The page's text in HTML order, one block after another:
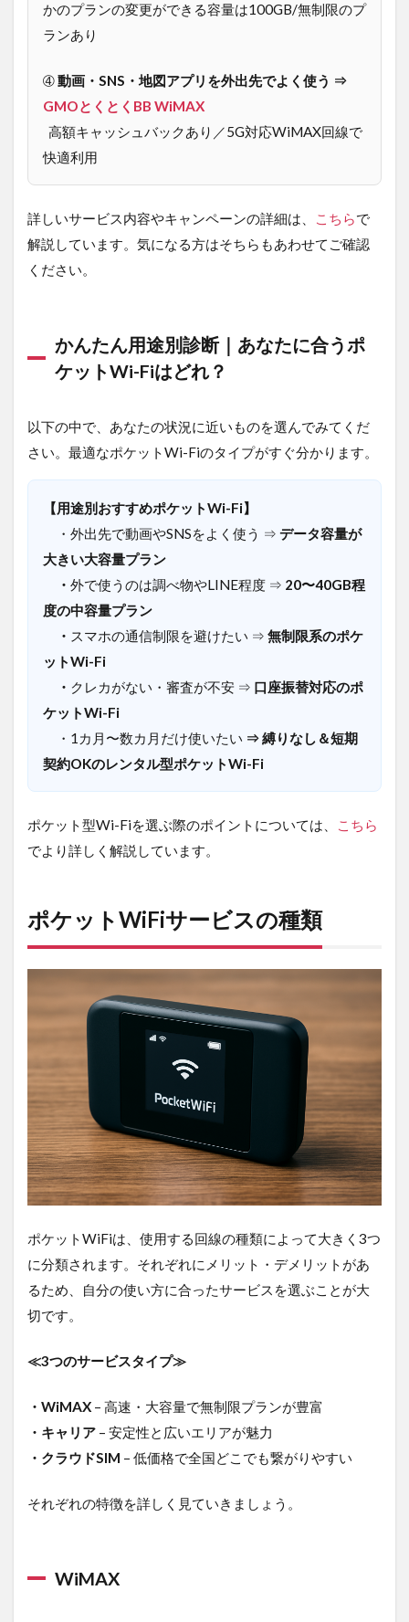
類
2.2
リア
2.3
クラ
SIM
3
ポケ
おす
すめ
人気
にゃ
んこ
｜業
界最
級！1
ヶ月
料で
始め
る
3.2
AiR-
WiFi
約期
が気
るあ
3.3
MUGEN
と安心
保証が
3.4
CONNECT
｜5G通信
が無制限で
使える高速
WiFi
楽天
WiFi
Pocket
｜とに
さを求
めるな
GMO
とくと
｜速度
求める
かのプランの変更ができる容量は100GB/無制限のプ
ランあり
➃動画・SNS・地図アプリを外出先でよく使う ⇒
GMOとくとくBB WiMAX
高額キャッシュバックあり／5G対応WiMAX回線で
快適利用
詳しいサービス内容やキャンペーンの詳細は、 こちらで
解説しています。気になる方はそちらもあわせてご確認
ください。
かんたん用途別診断｜あなたに合うポ
ケットWi-Fiはどれ？
以下の中で、あなたの状況に近いものを選んでみてくだ
さい。最適なポケットWi-Fiのタイプがすぐ分かります。
【用途別おすすめポケットWi-Fi】
・外出先で動画やSNSをよく使う ⇒ データ容量が
大きい大容量プラン
・ 外で使うのは調べ物やLINE程度 ⇒ 20〜40GB程
度の中容量プラン
・ スマホの通信制限を避けたい ⇒ 無制限系のポケ
ットWi-Fi
・ クレカがない・審査が不安 ⇒ 口座振替対応のポ
ケットWi-Fi
・1カ月〜数カ月だけ使いたい ⇒ 縛りなし＆短期
契約OKのレンタル型ポケットWi-Fi
ポケット型Wi-Fiを選ぶ際のポイントについては、
こちら
でより詳しく解説しています。
ポケットWiFiサービスの種類
ポケットWiFiは、使用する回線の種類によって大きく3つ
に分類されます。それぞれにメリット・デメリットがあ
るため、自分の使い方に合ったサービスを選ぶことが大
切です。
≪3つのサービスタイプ≫
・WiMAX – 高速・大容量で無制限プランが豊富
・キャリア – 安定性と広いエリアが魅力
・クラウドSIM – 低価格で全国どこでも繋がりやすい
それぞれの特徴を詳しく見ていきましょう。
WiMAX